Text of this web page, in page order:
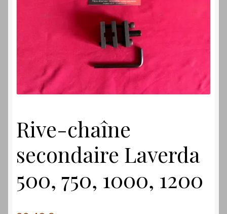
Rive-chaîne
secondaire Laverda
500, 750, 1000, 1200